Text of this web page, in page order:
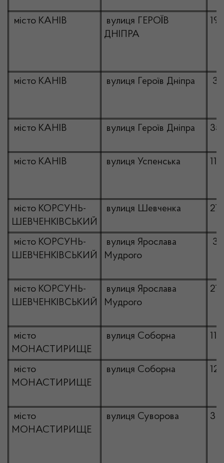
місто КАНІВ
вулиця ГЕРОЇВ
ДНІПРА
19
місто КАНІВ вулиця Героїв Дніпра 3а
місто КАНІВ вулиця Героїв Дніпра 35
місто КАНІВ вулиця Успенська 11
місто КОРСУНЬ-
ШЕВЧЕНКІВСЬКИЙ
вулиця Шевченка 27
місто КОРСУНЬ-
ШЕВЧЕНКІВСЬКИЙ
вулиця Ярослава
Мудрого
місто КОРСУНЬ-
ШЕВЧЕНКІВСЬКИЙ
вулиця Ярослава
Мудрого
21
місто
МОНАСТИРИЩЕ
вулиця Соборна 111
місто
МОНАСТИРИЩЕ
вулиця Соборна 128
місто
МОНАСТИРИЩЕ
вулиця Суворова 3